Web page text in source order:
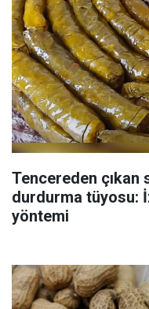
Tencereden çıkan
durdurma tüyosu:
yöntemi